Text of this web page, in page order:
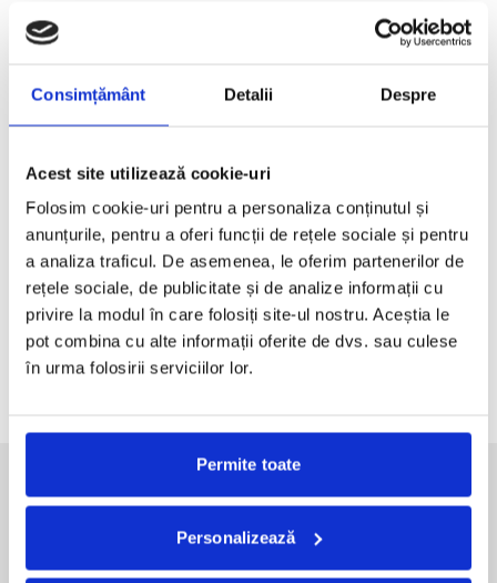
Consimțământ Detalii Despre
Acest site utilizează cookie-uri
Folosim cookie-uri pentru a personaliza conținutul și
anunțurile, pentru a oferi funcții de rețele sociale și pentru
a analiza traficul. De asemenea, le oferim partenerilor de
rețele sociale, de publicitate și de analize informații cu
privire la modul în care folosiți site-ul nostru. Aceștia le
pot combina cu alte informații oferite de dvs. sau culese
în urma folosirii serviciilor lor.
Permite toate
Personalizează
Le Bonheur by Jacquemus. Vara transpusa intr-o colectie
vestimentara.
Transilvania | Extravaganza. Lucrarile lui Stefan Caltia,
expuse la Sibiu.
CHANEL Rouge Coco Hydra Gloss
Rochii de vara, elegante, casual, de vacanta. Inspiratie
pentru 2026.
Bucurestiul pe harta globala a Mercedes-Benz
SOCIAL MEDIA